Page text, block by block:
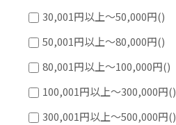
30,001円以上～50,000円()
50,001円以上～80,000円()
80,001円以上～100,000円()
100,001円以上～300,000円()
300,001円以上～500,000円()